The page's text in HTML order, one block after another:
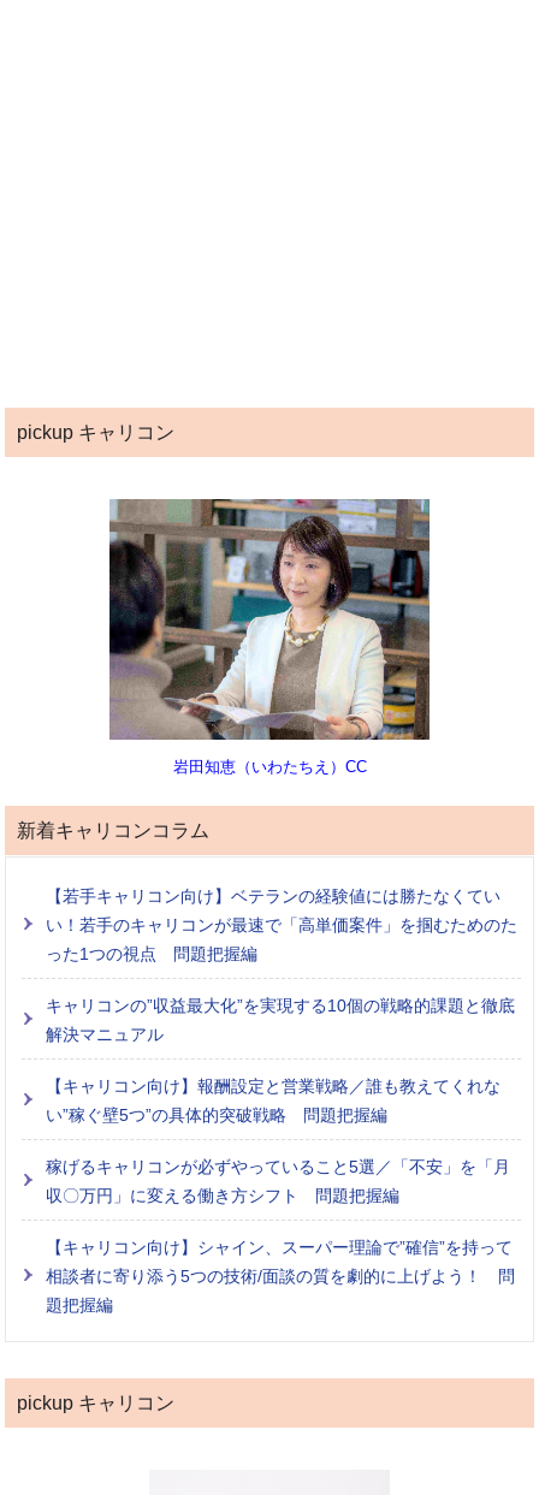
pickup キャリコン
岩田知恵（いわたちえ）CC
新着キャリコンコラム
【若手キャリコン向け】ベテランの経験値には勝たなくてい
い！若手のキャリコンが最速で「高単価案件」を掴むためのた
った1つの視点 問題把握編
キャリコンの”収益最大化”を実現する10個の戦略的課題と徹底
解決マニュアル
【キャリコン向け】報酬設定と営業戦略／誰も教えてくれな
い”稼ぐ壁5つ”の具体的突破戦略 問題把握編
稼げるキャリコンが必ずやっていること5選／「不安」を「月
収〇万円」に変える働き方シフト 問題把握編
【キャリコン向け】シャイン、スーパー理論で”確信”を持って
相談者に寄り添う5つの技術/面談の質を劇的に上げよう！ 問
題把握編
pickup キャリコン